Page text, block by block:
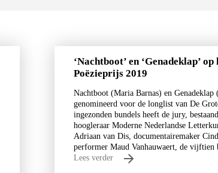
‘Nachtboot’ en ‘Genadeklap’
Poëzieprijs 2019
Nachtboot (Maria Barnas) en
genomineerd voor de longlist van De
ingezonden bundels heeft de jury,
hoogleraar Moderne Nederlandse
Adriaan van Dis, documentairemaker
performer Maud Vanhauwaert, de vijftien
Lees verder